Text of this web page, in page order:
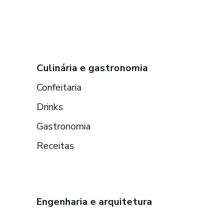
Culinária e gastronomia
Confeitaria
Drinks
Gastronomia
Receitas
Engenharia e arquitetura